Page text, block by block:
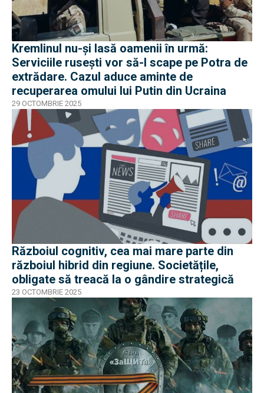
Kremlinul nu-și lasă oamenii în urmă:
Serviciile rusești vor să-l scape pe Potra de
extrădare. Cazul aduce aminte de
recuperarea omului lui Putin din Ucraina
29 OCTOMBRIE 2025
Războiul cognitiv, cea mai mare parte din
războiul hibrid din regiune. Societățile,
obligate să treacă la o gândire strategică
23 OCTOMBRIE 2025